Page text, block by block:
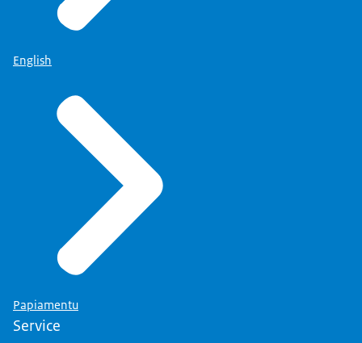
English
Papiamentu
Service